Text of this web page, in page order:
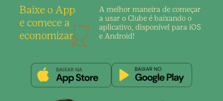
Baixe o App
e comece a
economizar
A melhor maneira de começar
a usar o Clube é baixando o
aplicativo, disponível para iOS
e Android!